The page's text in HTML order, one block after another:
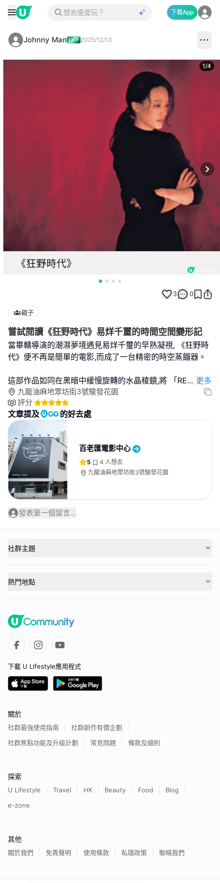
下載App
Johnny Man 2025/12/13
1/4
3 0
親子
嘗試閱讀《狂野時代》易烊千璽的時間空間變形記
當畢贛導演的潮濕夢境遇見易烊千璽的早熟凝視, 《狂野時
代》便不再是簡單的電影,而成了一台精密的時空蒸餾器。
這部作品如同在黑暗中緩慢旋轉的水晶稜鏡,將 「RE... 更多
九龍油麻地眾坊街3號駿發花園
評分
文章提及 的好去處
百老匯電影中心‎
5 4 人想去
九龍油麻地眾坊街3號駿發花園
發表第一個留言...
社群主題
熱門地點
下載 U Lifestyle應用程式
關於
社群最強使用指南
社群創作有價企劃
社群焦點功能及升級計劃
常見問題 條款及細則
探索
U Lifestyle Travel HK Beauty Food
Blog
e-zone
其他
關於我們 免責聲明 使用條款 私隱政策 聯絡我們